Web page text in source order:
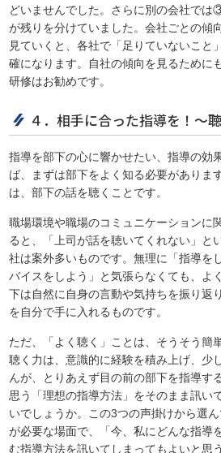
どいませんでした。さらに別の会社で
が残りを分けていました。会社ごとの傾
見ていくと、各社で「足りていないこと
確になります。自社の傾向を見るために
研修はお勧めです。
４．相手に合った指導を！～
指導を部下の心に響かせたい、指導の効
ば、まずは部下をよく知る必要がありま
は、部下の話を聴くことです。
職場環境や職場のコミュニケーションに
ると、「上司が話を聴いてくれない」と
社は案外多いものです。無理に「指導を
バイスをしよう」と気張らなくても、よ
下は自然に自身の言動や気持ちを振り返
を自分で手に入れるものです。
ただ、「よく聴く」ことは、そうそう簡
聴く力は、意識的に経験を積み上げ、少
んが、とりあえず目の前の部下を指導す
思う「理想の指導方法」をそのまま訊い
いでしょうか。この3つの声掛けから選
が必要な場面で、「今、私にどんな指導
む指導方法を訊いてしまってもよいと思